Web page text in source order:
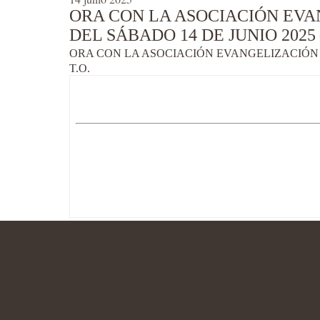
ORA CON LA ASOCIACIÓN
DEL SÁBADO 14 DE JUNIO
ORA CON LA ASOCIACIÓN
T.O.